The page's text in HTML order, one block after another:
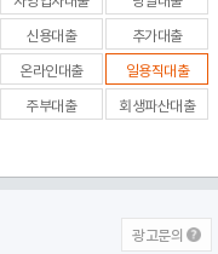
신용대출 추가대출
온라인대출 일용직대출
주부대출 회생파산대출
광고문의